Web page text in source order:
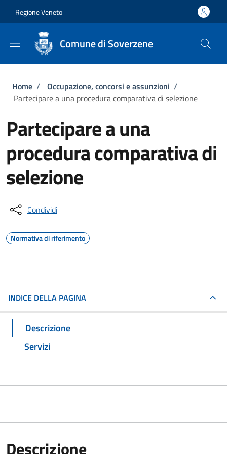
Regione Veneto
Comune di Soverzene
Briciole di pane
Home / Occupazione, concorsi e assunzioni /
Partecipare a una procedura comparativa di selezione
Partecipare a una
procedura comparativa di
selezione
Condividi
Normativa di riferimento
INDICE DELLA PAGINA
Descrizione
Servizi
Descrizione